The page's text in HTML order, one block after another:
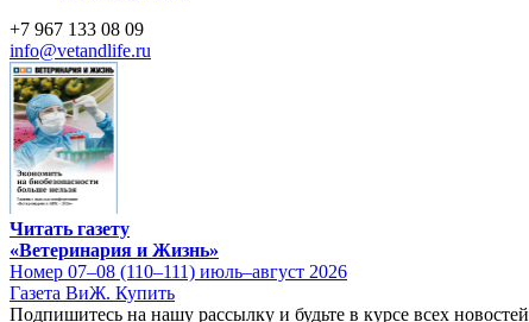
+7 967 133 08 09
info@vetandlife.ru
Читать газету
«Ветеринария и Жизнь»
Номер 07–08 (110–111) июль–август 2026
Газета ВиЖ. Купить
Подпишитесь на нашу рассылку и будьте в курсе всех новостей